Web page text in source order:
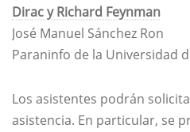
Dirac y Richard Feynman
José Manuel Sánchez Ron
Paraninfo de la Universidad
Los asistentes podrán
asistencia. En particular, se